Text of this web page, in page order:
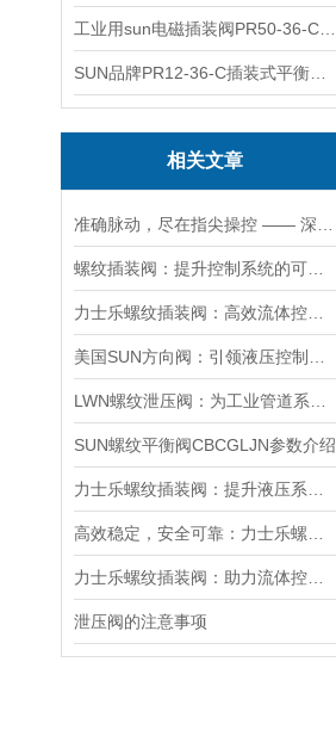
相关文章
SUN螺纹平衡阀CBCGLJN参数介绍
泄压阀的注意事项